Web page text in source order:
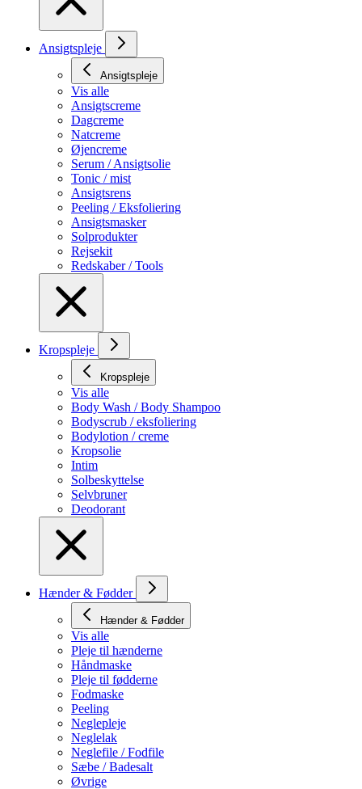
Ansigtspleje
Ansigtspleje
Vis alle
Ansigtscreme
Dagcreme
Natcreme
Øjencreme
Serum / Ansigtsolie
Tonic / mist
Ansigtsrens
Peeling / Eksfoliering
Ansigtsmasker
Solprodukter
Rejsekit
Redskaber / Tools
Kropspleje
Kropspleje
Vis alle
Body Wash / Body Shampoo
Bodyscrub / eksfoliering
Bodylotion / creme
Kropsolie
Intim
Solbeskyttelse
Selvbruner
Deodorant
Hænder & Fødder
Hænder & Fødder
Vis alle
Pleje til hænderne
Håndmaske
Pleje til fødderne
Fodmaske
Peeling
Neglepleje
Neglelak
Neglefile / Fodfile
Sæbe / Badesalt
Øvrige